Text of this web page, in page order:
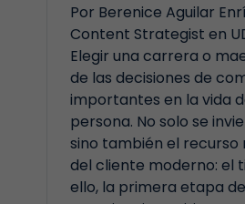
Por Berenice Aguilar
Content Strategist en
Elegir una carrera o
de las decisiones de
importantes en la vida
persona. No solo se
sino también el recurso
del cliente moderno: el
ello, la primera etapa